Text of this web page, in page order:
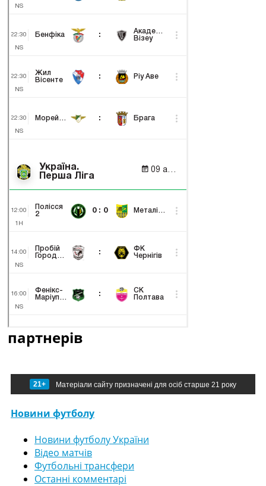
партнерів
21+ Матеріали сайту призначені для осіб старше 21 року
Новини футболу
Новини футболу України
Відео матчів
Футбольні трансфери
Останні комментарі